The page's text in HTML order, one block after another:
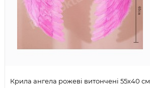
Крила ангела рожеві витончені 55х40 см